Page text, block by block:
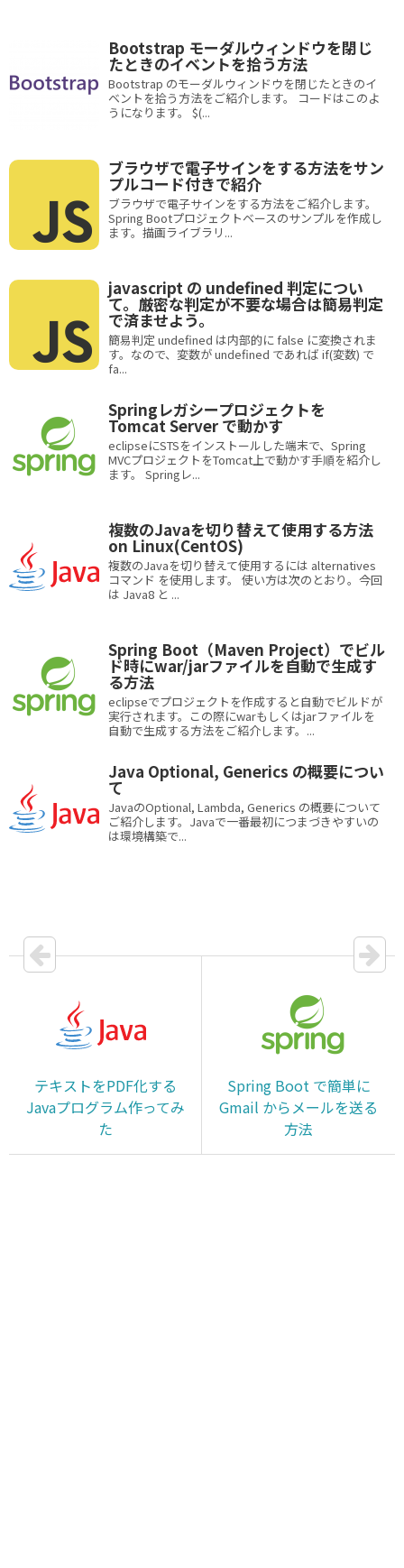
Bootstrap モーダルウィンドウを閉じ
たときのイベントを拾う方法
Bootstrap のモーダルウィンドウを閉じたときのイ
ベントを拾う方法をご紹介します。 コードはこのよ
うになります。 $(...
ブラウザで電子サインをする方法をサン
プルコード付きで紹介
ブラウザで電子サインをする方法をご紹介します。
Spring Bootプロジェクトベースのサンプルを作成し
ます。描画ライブラリ...
javascript の undefined 判定につい
て。厳密な判定が不要な場合は簡易判定
で済ませよう。
簡易判定 undefined は内部的に false に変換されま
す。なので、変数が undefined であれば if(変数) で
fa...
Springレガシープロジェクトを
Tomcat Server で動かす
eclipseにSTSをインストールした端末で、Spring
MVCプロジェクトをTomcat上で動かす手順を紹介し
ます。 Springレ...
複数のJavaを切り替えて使用する方法
on Linux(CentOS)
複数のJavaを切り替えて使用するには alternatives
コマンド を使用します。 使い方は次のとおり。今回
は Java8 と ...
Spring Boot（Maven Project）でビル
ド時にwar/jarファイルを自動で生成す
る方法
eclipseでプロジェクトを作成すると自動でビルドが
実行されます。この際にwarもしくはjarファイルを
自動で生成する方法をご紹介します。...
Java Optional, Generics の概要につい
て
JavaのOptional, Lambda, Generics の概要について
ご紹介します。Javaで一番最初につまづきやすいの
は環境構築で...
テキストをPDF化する
Javaプログラム作ってみ
た
Spring Boot で簡単に
Gmail からメールを送る
方法